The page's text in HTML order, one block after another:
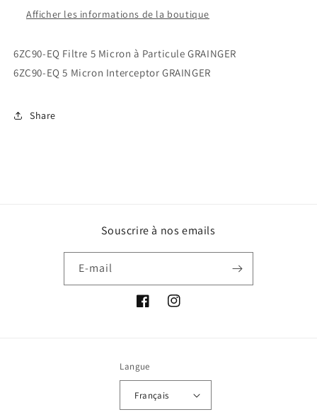
Afficher les informations de la boutique
6ZC90-EQ Filtre 5 Micron à Particule GRAINGER
6ZC90-EQ 5 Micron Interceptor GRAINGER
Share
Souscrire à nos emails
E-mail
FacebookInstagram
Langue
Français